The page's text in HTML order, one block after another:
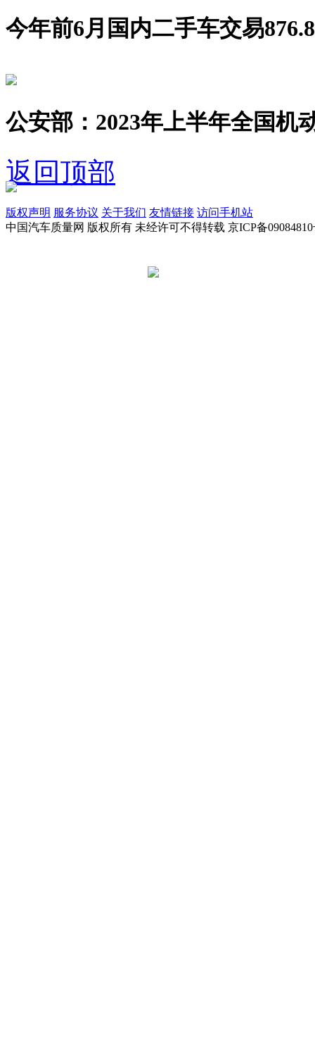
今年前6月国内二手车交易
公安部：2023年上半年全国机
返回顶部
版权声明 服务协议 关于我们 友情链接 访问手机站
中国汽车质量网 版权所有 未经许可不得转载 京ICP备09084810